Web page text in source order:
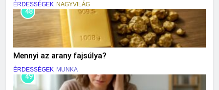
ÉRDESSÉGEK NAGYVILÁG
48
Mennyi az arany fajsúlya?
ÉRDESSÉGEK MUNKA
49